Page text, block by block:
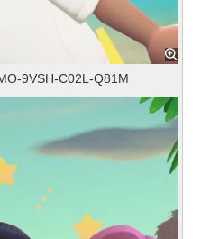
9VSH-C02L-Q81M